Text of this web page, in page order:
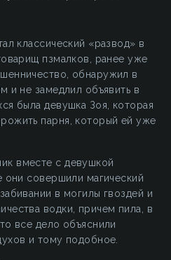
классический «развод» в
пзмалков, ранее уже
обнаружил в
и не замедлил объявить в
была девушка Зоя, которая
парня, который ей уже
вместе с девушкой
они совершили магический
в могилы гвоздей и
водки, причем пила, в
все дело объяснили
и тому подобное.